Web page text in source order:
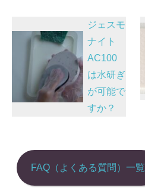
c
e
b
o
o
e
k
e
dI
n
C
投
稿
ナ
ビ
ゲ
ョ
ン
ジェスモ
ナイト
AC100
は水研ぎ
が可能で
すか？
FAQ（よくある質問）一覧